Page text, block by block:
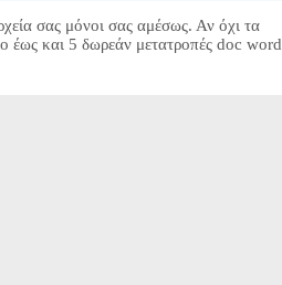
σας μόνοι σας αμέσως. Αν όχι τα
έως και 5 δωρεάν μετατροπές doc word